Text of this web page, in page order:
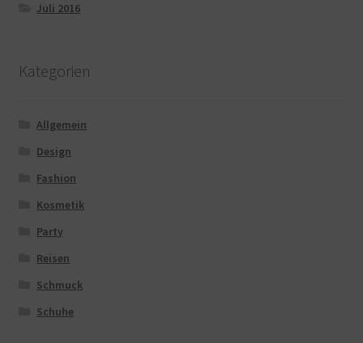
Juli 2016
Kategorien
Allgemein
Design
Fashion
Kosmetik
Party
Reisen
Schmuck
Schuhe